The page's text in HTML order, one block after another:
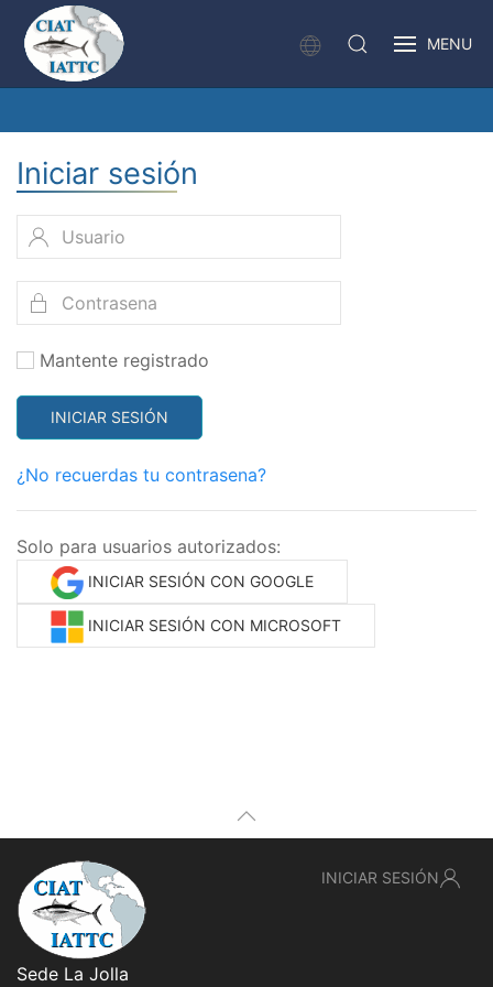
MENU
Iniciar sesión
Mantente registrado
INICIAR SESIÓN
¿No recuerdas tu contrasena?
Solo para usuarios autorizados:
INICIAR SESIÓN CON GOOGLE
INICIAR SESIÓN CON MICROSOFT
Sede La Jolla
INICIAR SESIÓN